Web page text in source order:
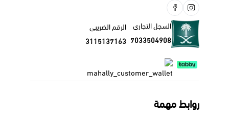
السجل التجاري
7033504908
الرقم الضريبي
3115137163
روابط مهمة